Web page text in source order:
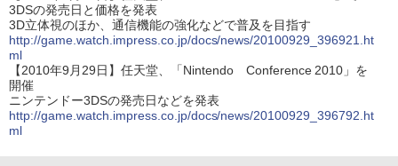
3DSの発売日と価格を発表
3D立体視のほか、通信機能の強化などで普及を目指す
http://game.watch.impress.co.jp/docs/news/20100929_396921.ht
ml
【2010年9月29日】任天堂、「Nintendo Conference 2010」を
開催
ニンテンドー3DSの発売日などを発表
http://game.watch.impress.co.jp/docs/news/20100929_396792.ht
ml